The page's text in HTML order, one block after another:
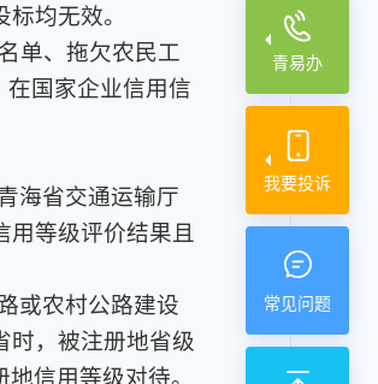
青易办
我要投诉
常见问题
均无效。
单、拖欠农民工
在国家企业信用信
海省交通运输厅
等级评价结果且
或农村公路建设
时，被注册地省级
信用等级对待。